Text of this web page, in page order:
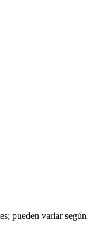
pueden variar según